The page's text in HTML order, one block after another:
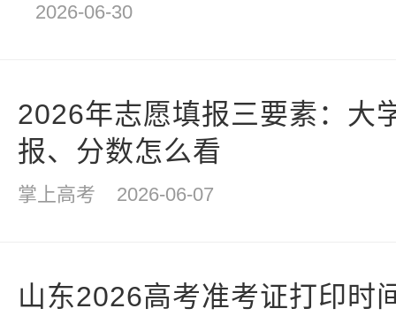
2026-06-30
2026年志愿填报三要素：大
报、分数怎么看
掌上高考 2026-06-07
山东2026高考准考证打印时